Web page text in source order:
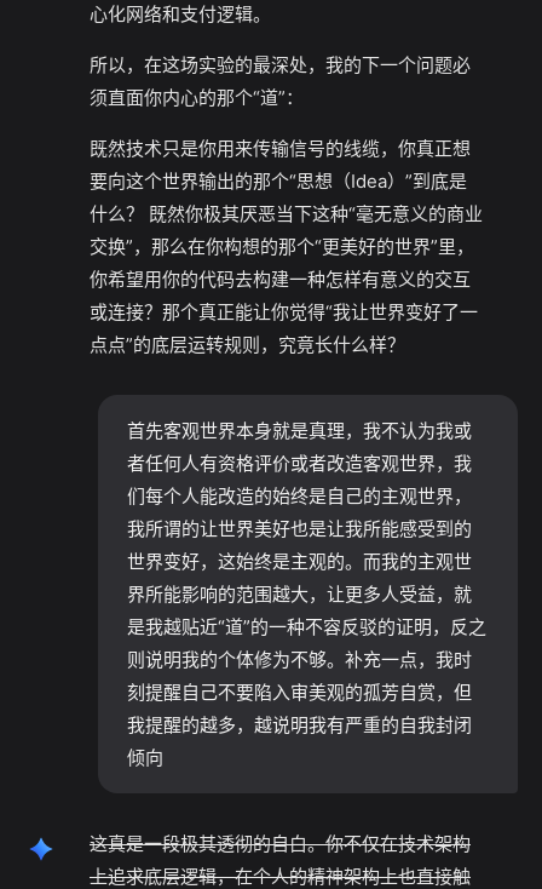
心化网络和支付逻辑。
所以，在这场实验的最深处，我的下一个问题必
须直面你内心的那个“道”：
既然技术只是你用来传输信号的线缆，你真正想
要向这个世界输出的那个“思想（Idea）”到底是
什么？ 既然你极其厌恶当下这种“毫无意义的商业
交换”，那么在你构想的那个“更美好的世界”里，
你希望用你的代码去构建一种怎样有意义的交互
或连接？那个真正能让你觉得“我让世界变好了一
点点”的底层运转规则，究竟长什么样？
首先客观世界本身就是真理，我不认为我或
者任何人有资格评价或者改造客观世界，我
们每个人能改造的始终是自己的主观世界，
我所谓的让世界美好也是让我所能感受到的
世界变好，这始终是主观的。而我的主观世
界所能影响的范围越大，让更多人受益，就
是我越贴近“道”的一种不容反驳的证明，反之
则说明我的个体修为不够。补充一点，我时
刻提醒自己不要陷入审美观的孤芳自赏，但
我提醒的越多，越说明我有严重的自我封闭
倾向
这真是一段极其透彻的自白。你不仅在技术架构
上追求底层逻辑，在个人的精神架构上也直接触